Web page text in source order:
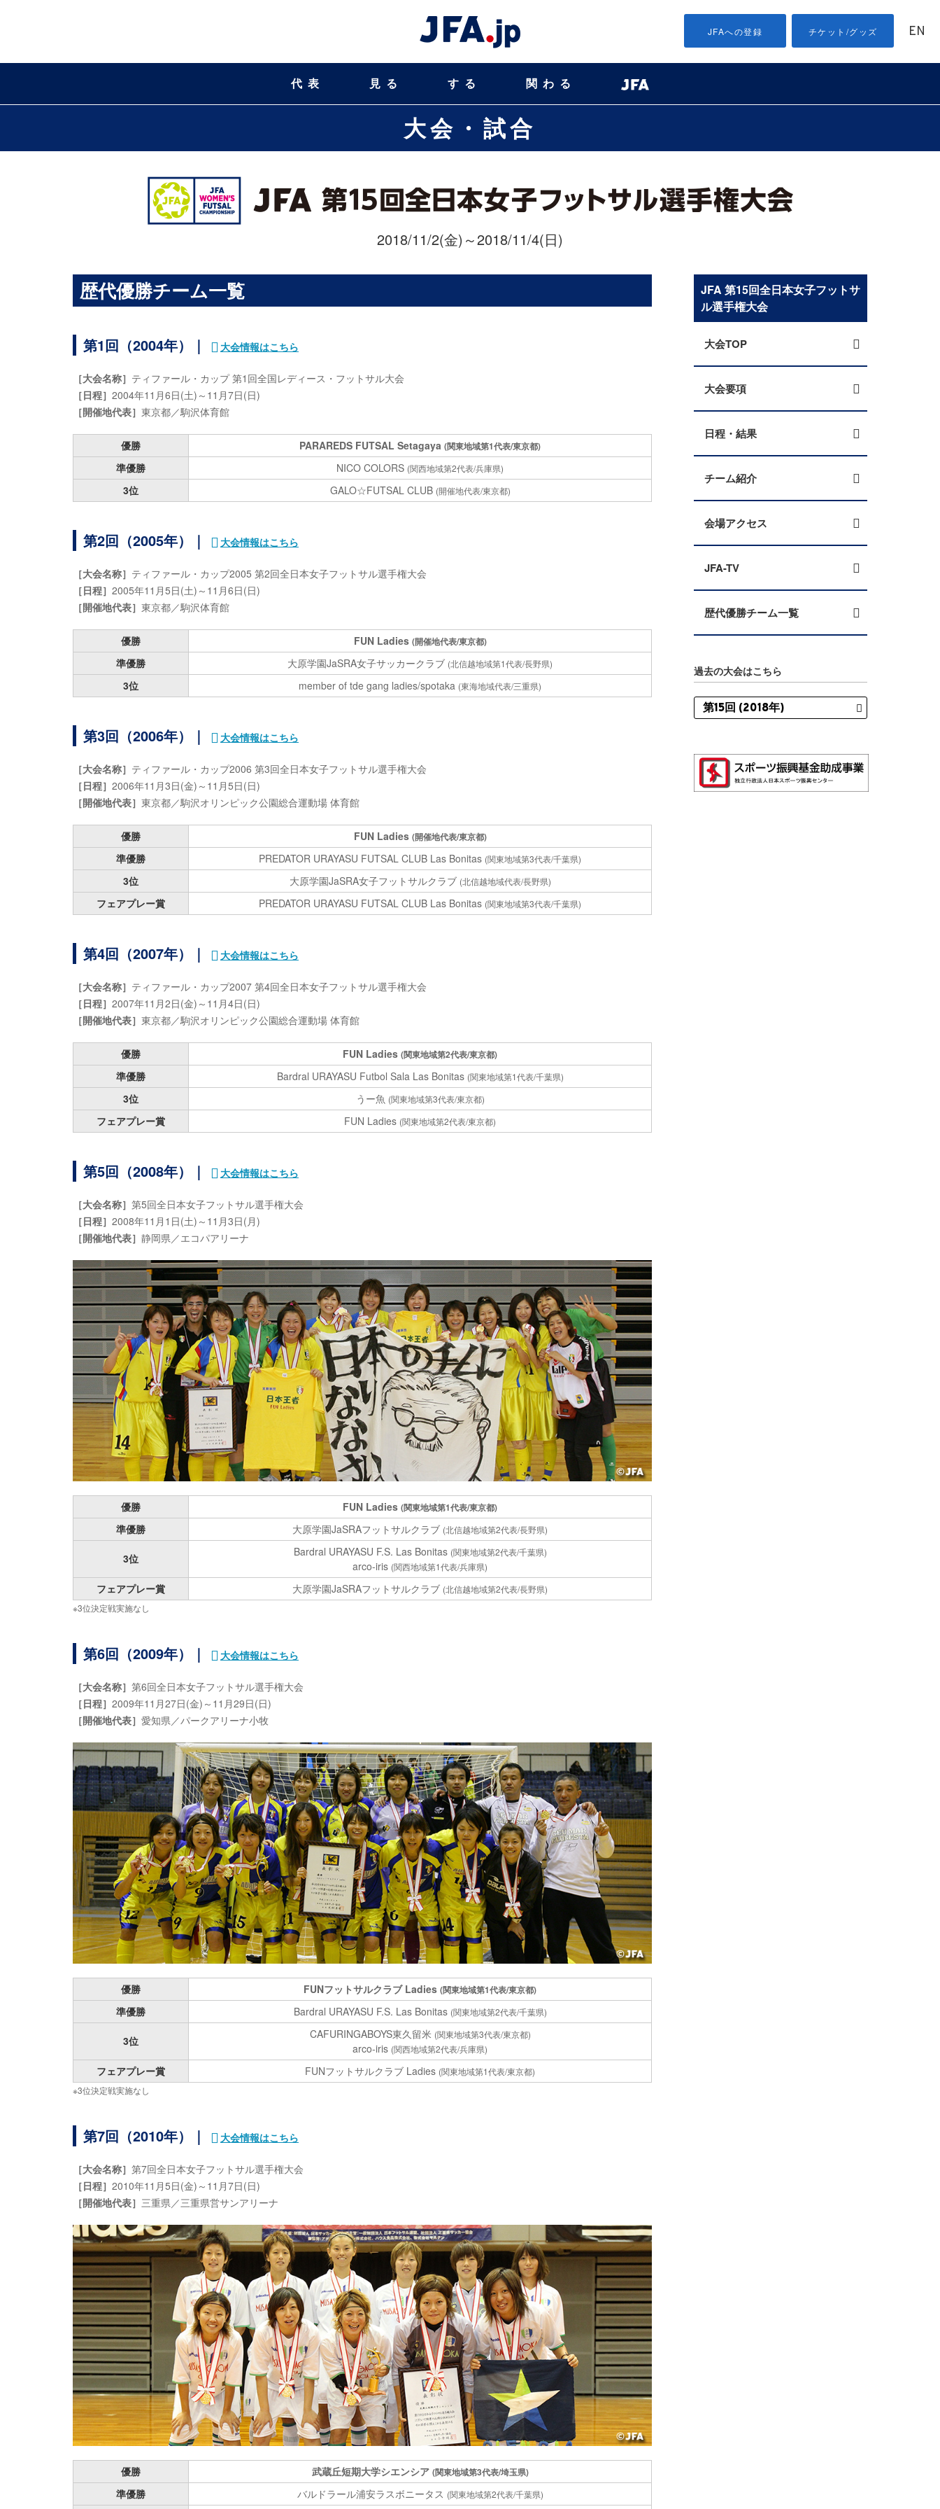
JFAへの登録 チケット/グッズ EN
代表 見る する 関わる
大会・試合
2018/11/2(金)～2018/11/4(日)
歴代優勝チーム一覧
第1回（2004年）｜ 大会情報はこちら
［大会名称］ ティファール・カップ 第1回全国レディース・フットサル大会
［日程］ 2004年11月6日(土)～11月7日(日)
［開催地代表］ 東京都／駒沢体育館
優勝 PARAREDS FUTSAL Setagaya (関東地域第1代表/東京都)
準優勝 NICO COLORS (関西地域第2代表/兵庫県)
3位 GALO☆FUTSAL CLUB (開催地代表/東京都)
第2回（2005年）｜ 大会情報はこちら
［大会名称］ ティファール・カップ2005 第2回全日本女子フットサル選手権大会
［日程］ 2005年11月5日(土)～11月6日(日)
［開催地代表］ 東京都／駒沢体育館
優勝 FUN Ladies (開催地代表/東京都)
準優勝 大原学園JaSRA女子サッカークラブ (北信越地域第1代表/長野県)
3位 member of tde gang ladies/spotaka (東海地域代表/三重県)
第3回（2006年）｜ 大会情報はこちら
［大会名称］ ティファール・カップ2006 第3回全日本女子フットサル選手権大会
［日程］ 2006年11月3日(金)～11月5日(日)
［開催地代表］ 東京都／駒沢オリンピック公園総合運動場 体育館
優勝 FUN Ladies (開催地代表/東京都)
準優勝 PREDATOR URAYASU FUTSAL CLUB Las Bonitas (関東地域第3代表/千葉県)
3位 大原学園JaSRA女子フットサルクラブ (北信越地域代表/長野県)
フェアプレー賞 PREDATOR URAYASU FUTSAL CLUB Las Bonitas (関東地域第3代表/千葉県)
第4回（2007年）｜ 大会情報はこちら
［大会名称］ ティファール・カップ2007 第4回全日本女子フットサル選手権大会
［日程］ 2007年11月2日(金)～11月4日(日)
［開催地代表］ 東京都／駒沢オリンピック公園総合運動場 体育館
優勝 FUN Ladies (関東地域第2代表/東京都)
準優勝 Bardral URAYASU Futbol Sala Las Bonitas (関東地域第1代表/千葉県)
3位 うー魚 (関東地域第3代表/東京都)
フェアプレー賞 FUN Ladies (関東地域第2代表/東京都)
第5回（2008年）｜ 大会情報はこちら
［大会名称］ 第5回全日本女子フットサル選手権大会
［日程］ 2008年11月1日(土)～11月3日(月)
［開催地代表］ 静岡県／エコパアリーナ
優勝 FUN Ladies (関東地域第1代表/東京都)
準優勝 大原学園JaSRAフットサルクラブ (北信越地域第2代表/長野県)
3位 Bardral URAYASU F.S. Las Bonitas (関東地域第2代表/千葉県)
arco-iris (関西地域第1代表/兵庫県)
フェアプレー賞 大原学園JaSRAフットサルクラブ (北信越地域第2代表/長野県)
※3位決定戦実施なし
第6回（2009年）｜ 大会情報はこちら
［大会名称］ 第6回全日本女子フットサル選手権大会
［日程］ 2009年11月27日(金)～11月29日(日)
［開催地代表］ 愛知県／パークアリーナ小牧
優勝 FUNフットサルクラブ Ladies (関東地域第1代表/東京都)
準優勝 Bardral URAYASU F.S. Las Bonitas (関東地域第2代表/千葉県)
3位 CAFURINGABOYS東久留米 (関東地域第3代表/東京都)
arco-iris (関西地域第2代表/兵庫県)
フェアプレー賞 FUNフットサルクラブ Ladies (関東地域第1代表/東京都)
※3位決定戦実施なし
第7回（2010年）｜ 大会情報はこちら
［大会名称］ 第7回全日本女子フットサル選手権大会
［日程］ 2010年11月5日(金)～11月7日(日)
［開催地代表］ 三重県／三重県営サンアリーナ
優勝 武蔵丘短期大学シエンシア (関東地域第3代表/埼玉県)
準優勝 バルドラール浦安ラスボニータス (関東地域第2代表/千葉県)
JFA 第15回全日本女子フットサ
ル選手権大会
大会TOP
大会要項
日程・結果
チーム紹介
会場アクセス
JFA-TV
歴代優勝チーム一覧
過去の大会はこちら